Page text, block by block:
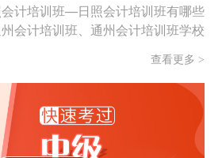
会计培训班—日照会计培训班有哪些
会计培训班、通州会计培训班学校
查看更多 >